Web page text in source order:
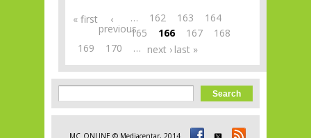
« first ‹
previous
… 162 163
164
165
166 167
168
169
170 … next › last »
Search form
Search